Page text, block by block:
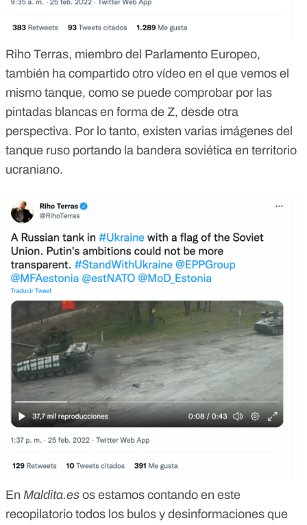
Riho Terras, miembro del Parlamento Europeo,
también ha compartido otro vídeo en el que vemos el
mismo tanque, como se puede comprobar por las
pintadas blancas en forma de Z, desde otra
perspectiva. Por lo tanto, existen varias imágenes del
tanque ruso portando la bandera soviética en territorio
ucraniano.
En Maldita.es os estamos contando en este
recopilatorio todos los bulos y desinformaciones que